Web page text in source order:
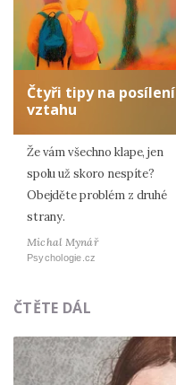
Čtyři tipy na posílení
vztahu
Že vám všechno klape, jen
spolu už skoro nespíte?
Obejděte problém z druhé
strany.
Michal Mynář
Psychologie.cz
ČTĚTE DÁL